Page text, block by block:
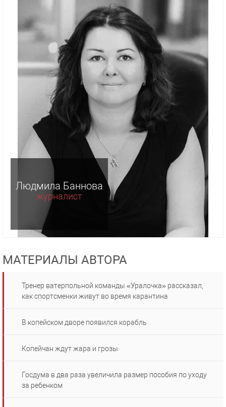
Людмила Баннова
журналист
МАТЕРИАЛЫ АВТОРА
Тренер ватерпольной команды «Уралочка» рассказал,
как спортсменки живут во время карантина
В копейском дворе появился корабль
Копейчан ждут жара и грозы
Госдума в два раза увеличила размер пособия по уходу
за ребенком